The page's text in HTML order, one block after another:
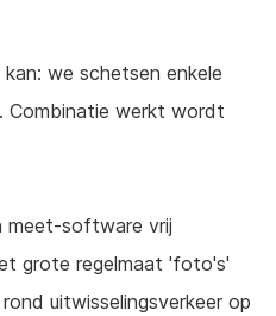
we schetsen enkele
Combinatie werkt wordt
meet-software vrij
grote regelmaat 'foto's'
uitwisselingsverkeer op